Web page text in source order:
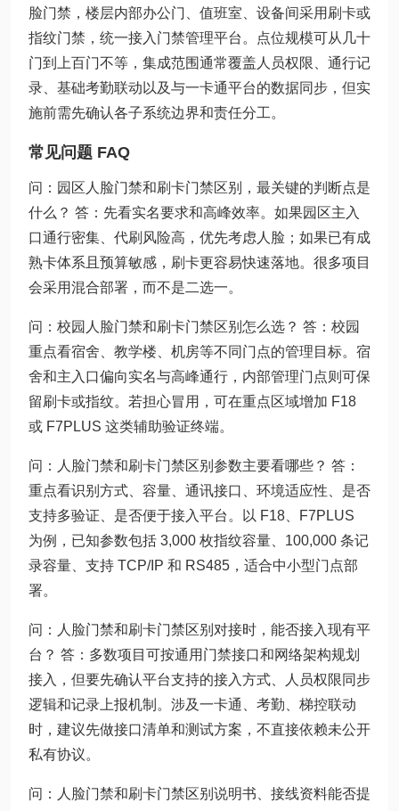
脸门禁，楼层内部办公门、值班室、设备间采用刷卡或
指纹门禁，统一接入门禁管理平台。点位规模可从几十
门到上百门不等，集成范围通常覆盖人员权限、通行记
录、基础考勤联动以及与一卡通平台的数据同步，但实
施前需先确认各子系统边界和责任分工。
常见问题 FAQ
问：园区人脸门禁和刷卡门禁区别，最关键的判断点是
什么？ 答：先看实名要求和高峰效率。如果园区主入
口通行密集、代刷风险高，优先考虑人脸；如果已有成
熟卡体系且预算敏感，刷卡更容易快速落地。很多项目
会采用混合部署，而不是二选一。
问：校园人脸门禁和刷卡门禁区别怎么选？ 答：校园
重点看宿舍、教学楼、机房等不同门点的管理目标。宿
舍和主入口偏向实名与高峰通行，内部管理门点则可保
留刷卡或指纹。若担心冒用，可在重点区域增加 F18
或 F7PLUS 这类辅助验证终端。
问：人脸门禁和刷卡门禁区别参数主要看哪些？ 答：
重点看识别方式、容量、通讯接口、环境适应性、是否
支持多验证、是否便于接入平台。以 F18、F7PLUS
为例，已知参数包括 3,000 枚指纹容量、100,000 条记
录容量、支持 TCP/IP 和 RS485，适合中小型门点部
署。
问：人脸门禁和刷卡门禁区别对接时，能否接入现有平
台？ 答：多数项目可按通用门禁接口和网络架构规划
接入，但要先确认平台支持的接入方式、人员权限同步
逻辑和记录上报机制。涉及一卡通、考勤、梯控联动
时，建议先做接口清单和测试方案，不直接依赖未公开
私有协议。
问：人脸门禁和刷卡门禁区别说明书、接线资料能否提